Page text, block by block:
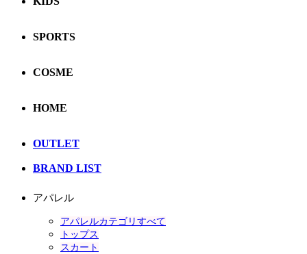
SPORTS
COSME
HOME
OUTLET
BRAND LIST
アパレル
アパレルカテゴリすべて
トップス
スカート